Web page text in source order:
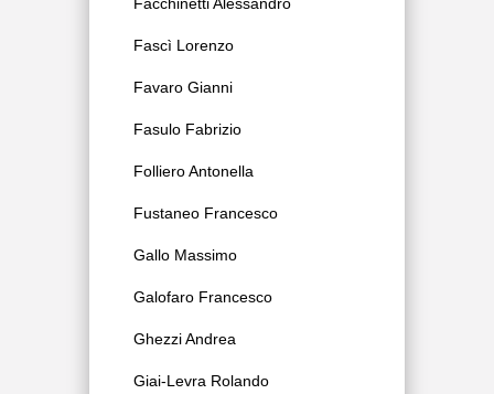
Facchinetti Alessandro
Fascì Lorenzo
Favaro Gianni
Fasulo Fabrizio
Folliero Antonella
Fustaneo Francesco
Gallo Massimo
Galofaro Francesco
Ghezzi Andrea
Giai-Levra Rolando